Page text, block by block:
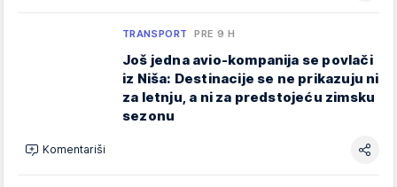
TRANSPORT PRE 9 H
Još jedna avio-kompanija se povlači
iz Niša: Destinacije se ne prikazuju ni
za letnju, a ni za predstojeću zimsku
sezonu
Komentariši